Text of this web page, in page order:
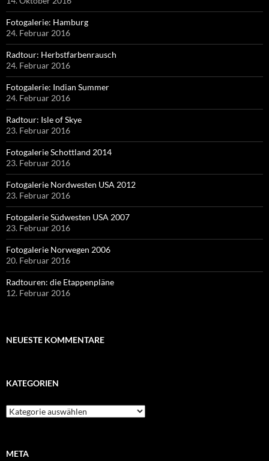
Fotogalerie: Hamburg
24. Februar 2016
Radtour: Herbstfarbenrausch
24. Februar 2016
Fotogalerie: Indian Summer
24. Februar 2016
Radtour: Isle of Skye
23. Februar 2016
Fotogalerie Schottland 2014
23. Februar 2016
Fotogalerie Nordwesten USA 2012
23. Februar 2016
Fotogalerie Südwesten USA 2007
23. Februar 2016
Fotogalerie Norwegen 2006
20. Februar 2016
Radtouren: die Etappenpläne
12. Februar 2016
NEUESTE KOMMENTARE
KATEGORIEN
Kategorien
META